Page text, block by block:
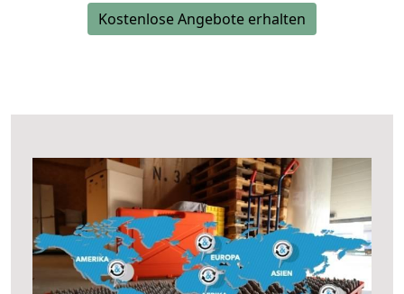
Kostenlose Angebote erhalten